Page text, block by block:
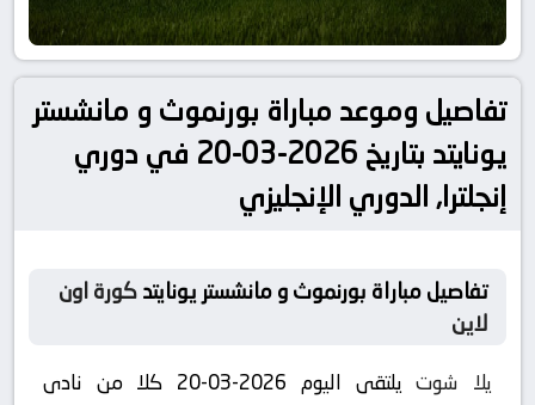
تفاصيل وموعد مباراة بورنموث و مانشستر
يونايتد بتاريخ 2026-03-20 في دوري
إنجلترا, الدوري الإنجليزي
تفاصيل مباراة بورنموث و مانشستر يونايتدكورة اون
لاين
يلا شوت
يلتقى اليوم 2026-03-20 كلا من نادى